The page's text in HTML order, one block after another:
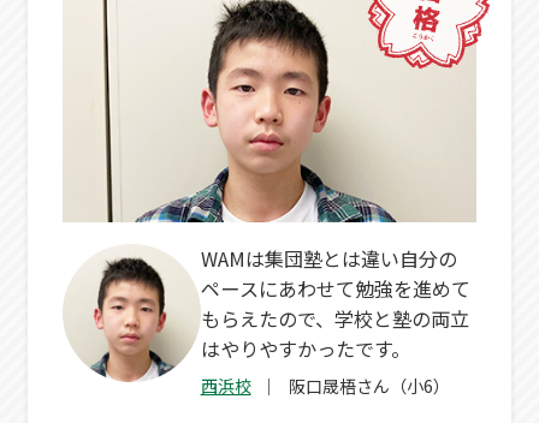
WAMは集団塾とは違い自分の
ペースにあわせて勉強を進めて
もらえたので、学校と塾の両立
はやりやすかったです。
西浜校 阪口晟梧さん（小6）